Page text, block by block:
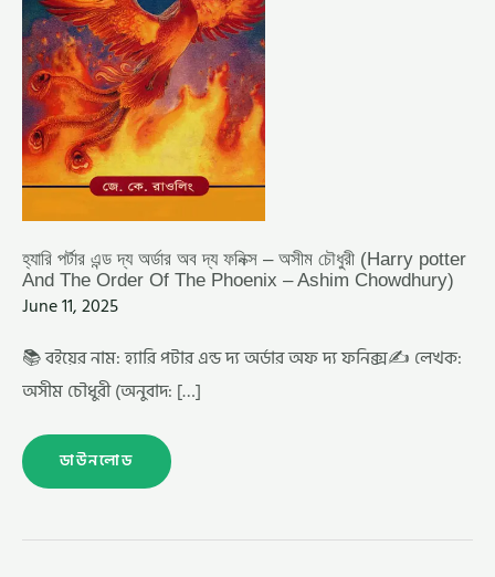
হ্যারি পর্টার এন্ড দ্য অর্ডার অব দ্য ফনিক্স – অসীম চৌধুরী (Harry potter
And The Order Of The Phoenix – Ashim Chowdhury)
June 11, 2025
📚 বইয়ের নাম: হ্যারি পটার এন্ড দ্য অর্ডার অফ দ্য ফনিক্স✍️ লেখক:
অসীম চৌধুরী (অনুবাদ: […]
POTTER
AND
THE
ORDER
OF
THE
PHOENIX
–
ASHIM
CHOWDHURY)
ডাউনলোড